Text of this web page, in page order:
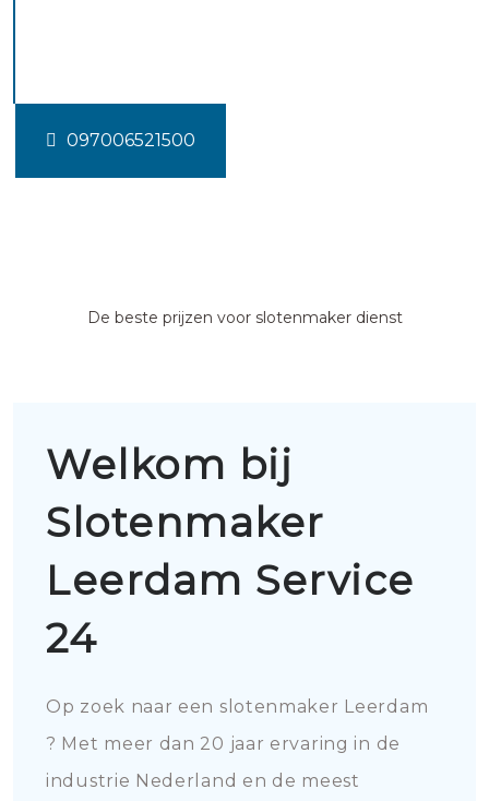
097006521500
De beste prijzen voor slotenmaker dienst
Welkom bij
Slotenmaker
Leerdam Service
24
Op zoek naar een slotenmaker Leerdam
? Met meer dan 20 jaar ervaring in de
industrie Nederland en de meest